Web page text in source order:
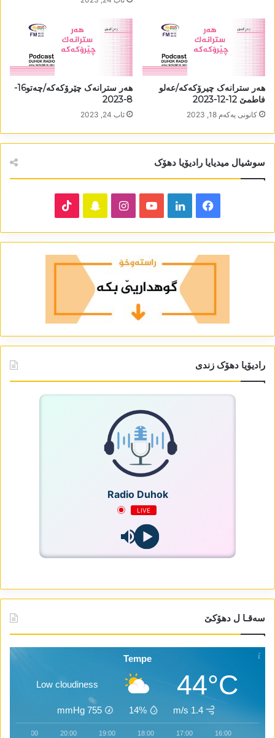
ھەر سترانەک چیرۆکەکە/عەلو
فاطمێ 12-12-2023
كانونی یه‌كه‌م 18, 2023
ھەر سترانەک چێرۆکەکە/چەتو16-
8-2023
ئاب 24, 2023
سوشیال میدیایا رادیۆیا دھۆک
Facebook
LinkedIn
YouTube
Instagram
Snapchat
رادیۆیا دھۆک زندی
Radio Duhok
LIVE
سەقـا ل دھۆکێ
Tempe
44°C
Low cloudiness
1.4 m/s
14%
755
mmHg
16:00
17:00
18:00
19:00
20:00
21:00